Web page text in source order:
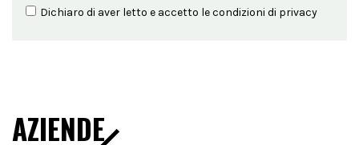
Dichiaro di aver letto e accetto le condizioni di privacy
AZIENDE